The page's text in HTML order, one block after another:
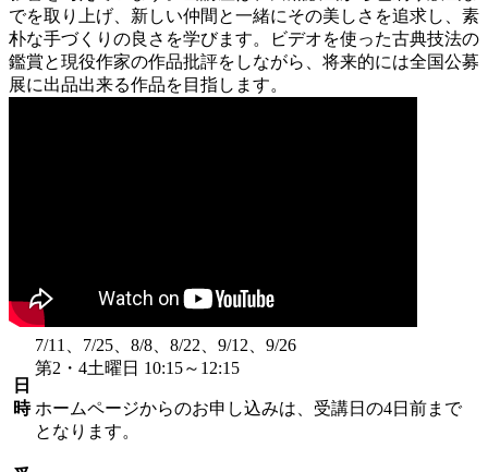
でを取り上げ、新しい仲間と一緒にその美しさを追求し、素
朴な手づくりの良さを学びます。ビデオを使った古典技法の
鑑賞と現役作家の作品批評をしながら、将来的には全国公募
展に出品出来る作品を目指します。
日
時
7/11、7/25、8/8、8/22、9/12、9/26
第2・4土曜日 10:15～12:15
ホームページからのお申し込みは、受講日の4日前まで
となります。